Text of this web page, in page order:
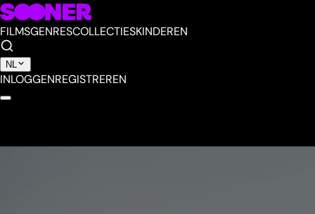
FILMSGENRESCOLLECTIESKINDEREN
NL
INLOGGENREGISTREREN